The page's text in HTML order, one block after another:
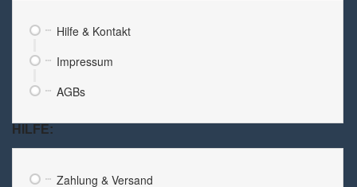
Hilfe & Kontakt
Impressum
AGBs
HILFE:
Zahlung & Versand